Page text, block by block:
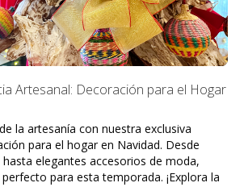
Artesanal: Decoración para el Hogar
la artesanía con nuestra exclusiva
para el hogar en Navidad. Desde
elegantes accesorios de moda,
para esta temporada. ¡Explora la